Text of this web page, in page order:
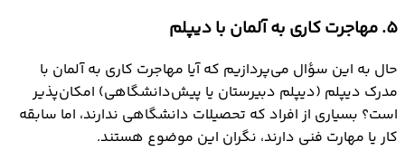
5. مهاجرت کاری به آلمان با دیپلم
حال به این سؤال می‌پردازیم که آیا مهاجرت کاری به آلمان با
مدرک دیپلم (دیپلم دبیرستان یا پیش‌دانشگاهی) امکان‌پذیر
است؟ بسیاری از افراد که تحصیلات دانشگاهی ندارند، اما سابقه
کار یا مهارت فنی دارند، نگران این موضوع هستند.